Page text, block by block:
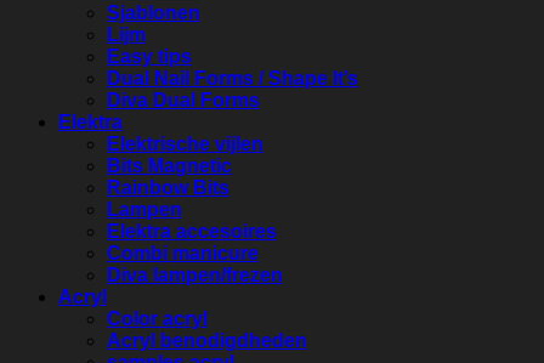
Sjablonen
Lijm
Easy tips
Dual Nail Forms / Shape It’s
Diva Dual Forms
Elektra
Elektrische vijlen
Bits Magnetic
Rainbow Bits
Lampen
Elektra accesoires
Combi manicure
Diva lampen/frezen
Acryl
Color acryl
Acryl benodigdheden